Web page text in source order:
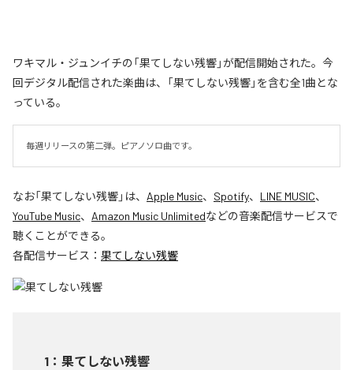
ワキマル・ジュンイチの「果てしない残響」が配信開始された。今
回デジタル配信された楽曲は、「果てしない残響」を含む全1曲とな
っている。
毎週リリースの第二弾。ピアノソロ曲です。
なお「果てしない残響」は、 Apple Music、 Spotify、 LINE MUSIC、
YouTube Music、 Amazon Music Unlimitedなどの音楽配信サービスで
聴くことができる。
各配信サービス： 果てしない残響
1 ： 果てしない残響